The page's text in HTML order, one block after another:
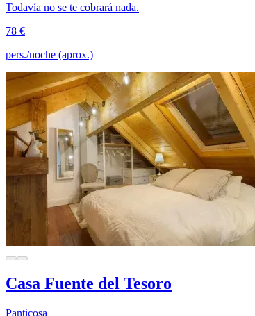
Todavía no se te cobrará nada.
78 €
pers./noche (aprox.)
Casa Fuente del Tesoro
Panticosa